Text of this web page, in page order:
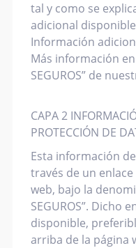
tal y como se
adicional
Información
Más información en
SEGUROS” de
CAPA 2
PROTECCIÓN DE
Esta información
través de un
web, bajo la
SEGUROS”. Dicho
disponible,
arriba de la página